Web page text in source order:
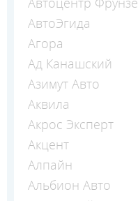
АвтоЭгида
Агора
Ад Канашский
Азимут Авто
Аквила
Акрос Эксперт
Акцент
Алпайн
Альбион Авто